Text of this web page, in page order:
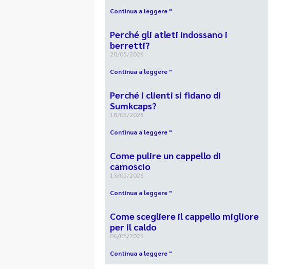
Continua a leggere "
Perché gli atleti indossano i
berretti?
20/05/2026
Continua a leggere "
Perché i clienti si fidano di
Sumkcaps?
18/05/2026
Continua a leggere "
Come pulire un cappello di
camoscio
13/05/2026
Continua a leggere "
Come scegliere il cappello migliore
per il caldo
06/05/2026
Continua a leggere "